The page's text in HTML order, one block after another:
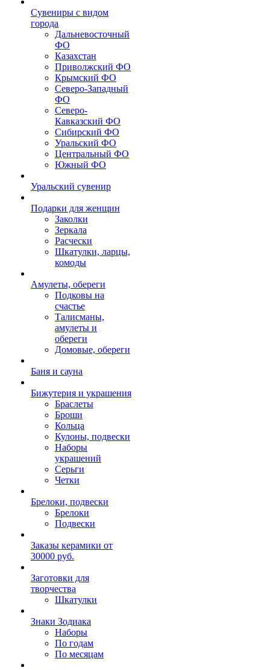
Сувениры с видом
города
Дальневосточный
ФО
Казахстан
Приволжский ФО
Крымский ФО
Северо-Западный
ФО
Северо-
Кавказский ФО
Сибирский ФО
Уральский ФО
Центральный ФО
Южный ФО
Уральский сувенир
Подарки для женщин
Заколки
Зеркала
Расчески
Шкатулки, ларцы,
комоды
Амулеты, обереги
Подковы на
счастье
Талисманы,
амулеты и
обереги
Домовые, обереги
Баня и сауна
Бижутерия и украшения
Браслеты
Броши
Кольца
Кулоны, подвески
Наборы
украшений
Серьги
Четки
Брелоки, подвески
Брелоки
Подвески
Заказы керамики от
30000 руб.
Заготовки для
творчества
Шкатулки
Знаки Зодиака
Наборы
По годам
По месяцам